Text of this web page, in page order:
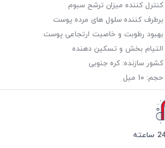
کنترل کننده میزان ترشح سبوم
برطرف کننده سلول های مرده پوست
بهبود رطوبت و خاصیت ارتجاعی پوست
التیام بخش و تسکین دهنده
کشور سازنده: کره جنوبی
حجم: 10 میل